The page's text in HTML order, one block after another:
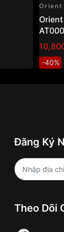
Orient
-40%
Đăng Ký
Theo Dõi